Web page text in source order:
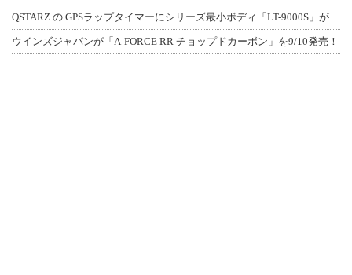
QSTARZ の GPSラップタイマーにシリーズ最小ボディ「LT-9000S」が
ウインズジャパンが「A-FORCE RR チョップドカーボン」を9/10発売！